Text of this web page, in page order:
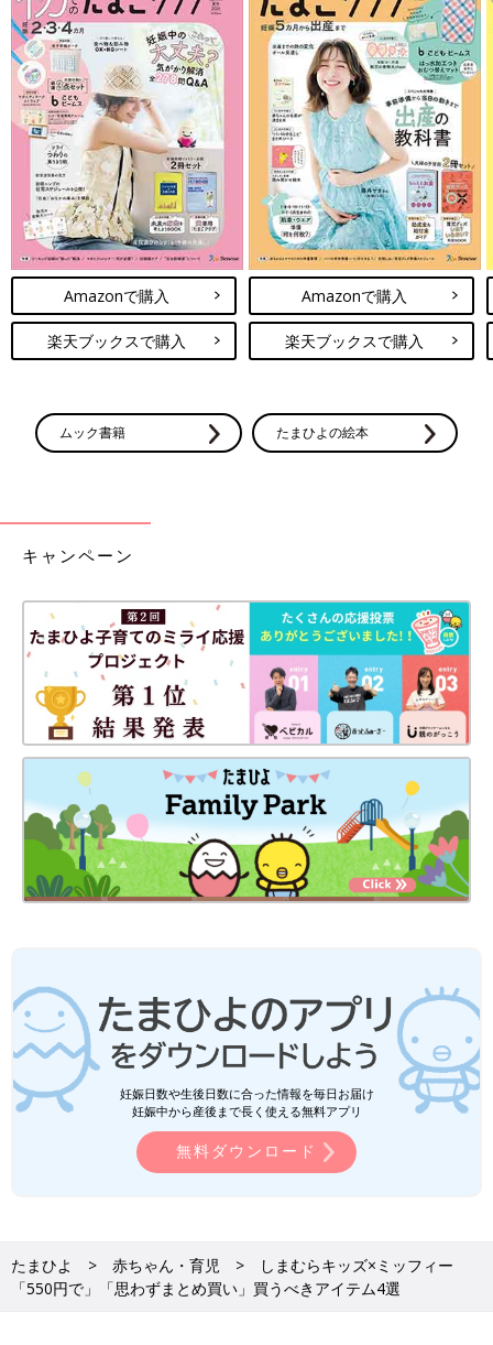
Amazonで購入
楽天ブックスで購入
Amazonで購入
楽天ブックスで購入
ムック書籍 たまひよの絵本
キャンペーン
妊娠日数や生後日数に合った情報を毎日お届け
妊娠中から産後まで長く使える無料アプリ
無料ダウンロード
たまひよ 赤ちゃん・育児
しまむらキッズ×ミッフィー
「550円で」「思わずまとめ買い」買うべきアイテム4選